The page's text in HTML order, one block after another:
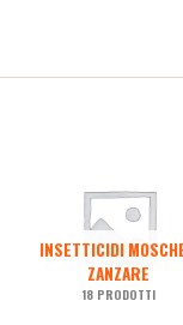
INSETTICIDI
ZANZARE
18 PRODOTTI